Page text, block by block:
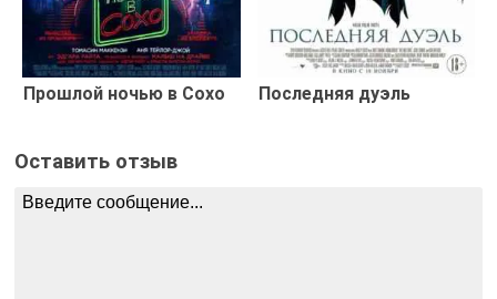
Прошлой ночью в Сохо Последняя дуэль
Оставить отзыв